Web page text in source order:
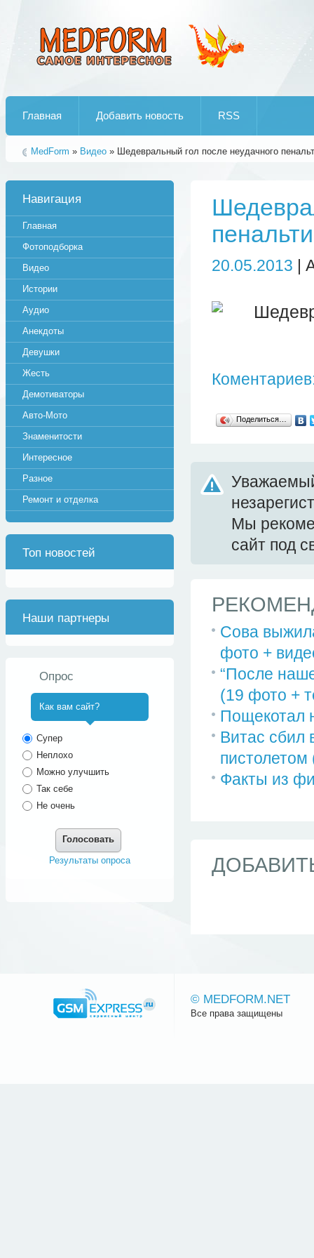
Главная Добавить новость RSS
MedForm » Видео » Шедевральный гол после неудачного
20.05.2013 |
Поделиться…
Мы
сайт под
Сова
фото +
“После
(19 фото +
Пощекотал
Витас сбил
пистолетом
Факты из
Навигация
Главная
Фотоподборка
Видео
Истории
Аудио
Анекдоты
Девушки
Жесть
Демотиваторы
Авто-Мото
Знаменитости
Интересное
Разное
Ремонт и отделка
Топ новостей
Наши партнеры
Опрос
Как вам сайт?
Супер
Неплохо
Можно улучшить
Так себе
Не очень
Голосовать
Результаты опроса
© MEDFORM.NET
Все права защищены